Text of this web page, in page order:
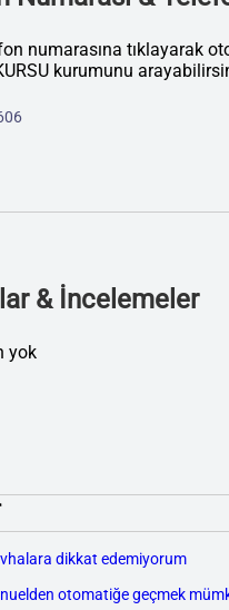
numarasına tıklayarak
kurumunu
& İncelemeler
yok
dikkat edemiyorum
otomatiğe geçmek